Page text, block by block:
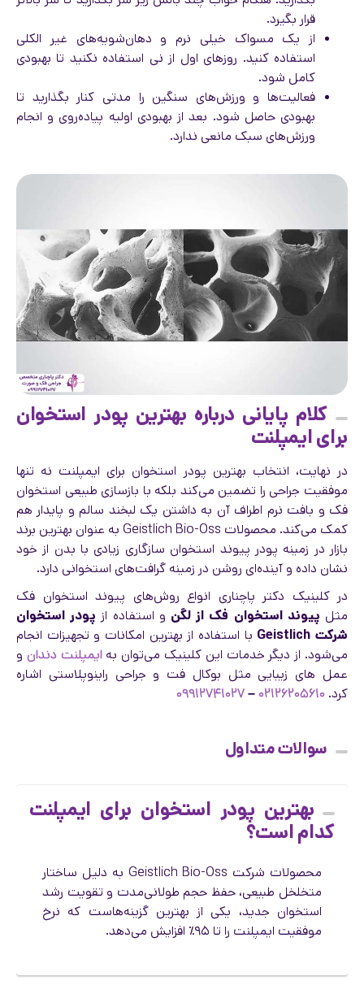
قرار بگیرد.
از یک مسواک خیلی نرم و دهان‌شویه‌های غیر الکلی
استفاده کنید. روزهای اول از نی استفاده نکنید تا بهبودی
کامل شود.
فعالیت‌ها و ورزش‌های سنگین را مدتی کنار بگذارید تا
بهبودی حاصل شود. بعد از بهبودی اولیه پیاده‌روی و انجام
ورزش‌های سبک مانعی ندارد.
کلام پایانی درباره بهترین پودر استخوان
برای ایمپلنت
در نهایت، انتخاب بهترین پودر استخوان برای ایمپلنت نه تنها
موفقیت جراحی را تضمین می‌کند بلکه با بازسازی طبیعی استخوان
فک و بافت نرم اطراف آن به داشتن یک لبخند سالم و پایدار هم
کمک می‌کند. محصولات Geistlich Bio-Oss به عنوان بهترین برند
بازار در زمینه پودر پیوند استخوان سازگاری زیادی با بدن از خود
نشان داده و آینده‌ای روشن در زمینه گرافت‌های استخوانی دارد.
در کلینیک دکتر پاچناری انواع روش‌های پیوند استخوان فک
مثل پیوند استخوان فک از لگن و استفاده از پودر استخوان
شرکت Geistlich
با استفاده از بهترین امکانات و تجهیزات انجام
می‌شود. از دیگر خدمات این کلینیک می‌توان به ایمپلنت دندان و
عمل های زیبایی مثل بوکال فت و جراحی راینوپلاستی اشاره
کرد. ۰۲۱۲۶۲۰۵۶۱۰–۰۹۹۱۲۷۴۱۰۲۷
سوالات متداول
بهترین پودر استخوان برای ایمپلنت
کدام است؟
محصولات شرکت Geistlich Bio-Oss به دلیل ساختار
متخلخل طبیعی، حفظ حجم طولانی‌مدت و تقویت رشد
استخوان جدید، یکی از بهترین گزینه‌هاست که نرخ
موفقیت ایمپلنت را تا ۹۵٪ افزایش می‌دهد.